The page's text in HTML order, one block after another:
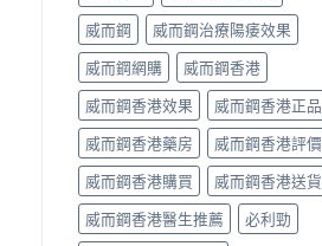
威而鋼
威而鋼治療陽痿效果
威而鋼網購
威而鋼香港
威而鋼香港效果
威而鋼香港正品
威而鋼香港藥房
威而鋼香港評價
威而鋼香港購買
威而鋼香港送貨
威而鋼香港醫生推薦
必利勁